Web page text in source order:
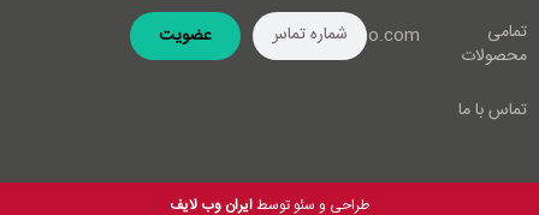
تمامی
محصولات
تماس با ما
info@zamaco.com
عضویت
طراحی و سئو توسطایران وب لایف